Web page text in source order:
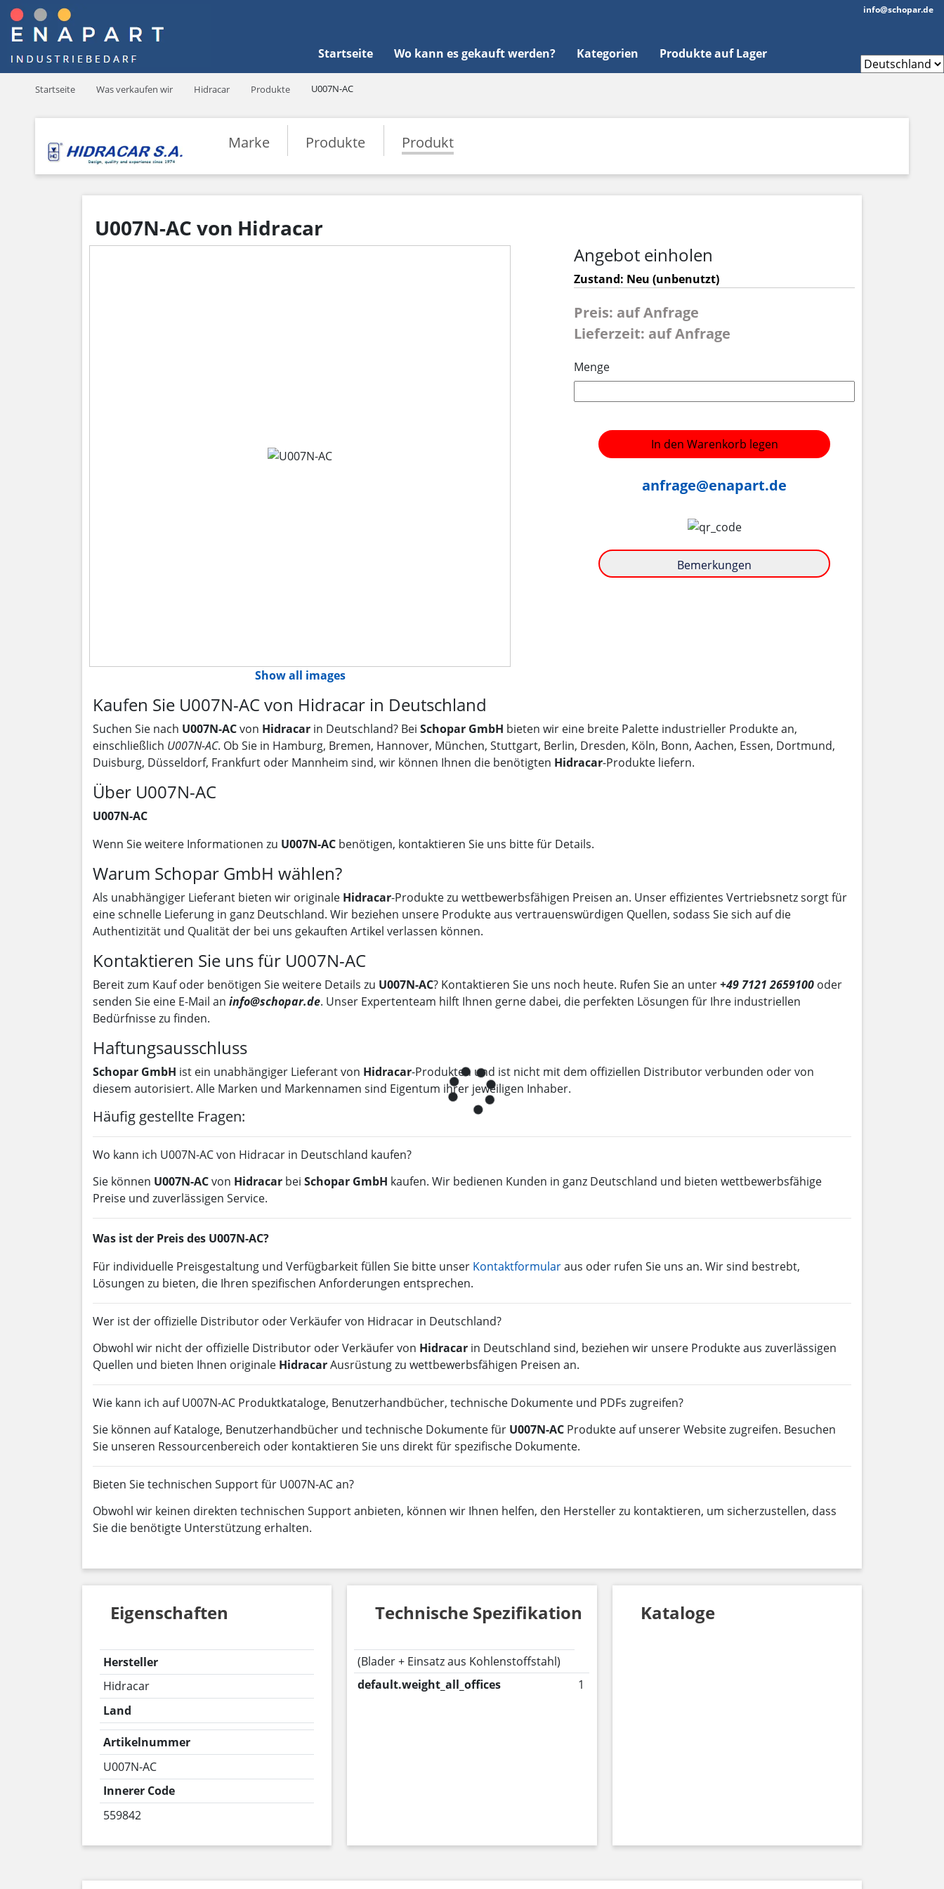
Startseite Wo kann es gekauft werden? Kategorien Produkte auf Lager
info@schopar.de
Startseite Was verkaufen wir Hidracar Produkte U007N-AC
Marke Produkte Produkt
U007N-AC von Hidracar
Show all images
Angebot einholen
Zustand: Neu (unbenutzt)
Preis: auf Anfrage
Lieferzeit: auf Anfrage
Menge
In den Warenkorb legen
anfrage@enapart.de
Bemerkungen
Kaufen Sie U007N-AC von Hidracar in Deutschland
Suchen Sie nach U007N-ACvon Hidracar in Deutschland? Bei Schopar GmbH bieten wir eine breite Palette industrieller Produkte an,
einschließlich U007N-AC. Ob Sie in Hamburg, Bremen, Hannover, München, Stuttgart, Berlin, Dresden, Köln, Bonn, Aachen, Essen, Dortmund,
Duisburg, Düsseldorf, Frankfurt oder Mannheim sind, wir können Ihnen die benötigten Hidracar-Produkte liefern.
Über U007N-AC
U007N-AC
Wenn Sie weitere Informationen zu U007N-AC benötigen, kontaktieren Sie uns bitte für Details.
Warum Schopar GmbH wählen?
Als unabhängiger Lieferant bieten wir originale Hidracar-Produkte zu wettbewerbsfähigen Preisen an. Unser effizientes Vertriebsnetz sorgt für
eine schnelle Lieferung in ganz Deutschland. Wir beziehen unsere Produkte aus vertrauenswürdigen Quellen, sodass Sie sich auf die
Authentizität und Qualität der bei uns gekauften Artikel verlassen können.
Kontaktieren Sie uns für U007N-AC
Bereit zum Kauf oder benötigen Sie weitere Details zu U007N-AC? Kontaktieren Sie uns noch heute. Rufen Sie an unter+49 7121 2659100 oder
senden Sie eine E-Mail an info@schopar.de. Unser Expertenteam hilft Ihnen gerne dabei, die perfekten Lösungen für Ihre industriellen
Bedürfnisse zu finden.
Haftungsausschluss
Schopar GmbH ist ein unabhängiger Lieferant von Hidracar-Produkten und ist nicht mit dem offiziellen Distributor verbunden oder von
diesem autorisiert. Alle Marken und Markennamen sind Eigentum ihrer jeweiligen Inhaber.
Häufig gestellte Fragen:
Wo kann ich U007N-AC von Hidracar in Deutschland kaufen?
Sie können U007N-ACvon Hidracar bei Schopar GmbH kaufen. Wir bedienen Kunden in ganz Deutschland und bieten wettbewerbsfähige
Preise und zuverlässigen Service.
Was ist der Preis des U007N-AC?
Für individuelle Preisgestaltung und Verfügbarkeit füllen Sie bitte unser Kontaktformularaus oder rufen Sie uns an. Wir sind bestrebt,
Lösungen zu bieten, die Ihren spezifischen Anforderungen entsprechen.
Wer ist der offizielle Distributor oder Verkäufer von Hidracar in Deutschland?
Obwohl wir nicht der offizielle Distributor oder Verkäufer von Hidracar in Deutschland sind, beziehen wir unsere Produkte aus zuverlässigen
Quellen und bieten Ihnen originale HidracarAusrüstung zu wettbewerbsfähigen Preisen an.
Wie kann ich auf U007N-AC Produktkataloge, Benutzerhandbücher, technische Dokumente und PDFs zugreifen?
Sie können auf Kataloge, Benutzerhandbücher und technische Dokumente für U007N-AC Produkte auf unserer Website zugreifen. Besuchen
Sie unseren Ressourcenbereich oder kontaktieren Sie uns direkt für spezifische Dokumente.
Bieten Sie technischen Support für U007N-AC an?
Obwohl wir keinen direkten technischen Support anbieten, können wir Ihnen helfen, den Hersteller zu kontaktieren, um sicherzustellen, dass
Sie die benötigte Unterstützung erhalten.
Eigenschaften
Hersteller
Hidracar
Land
Artikelnummer
U007N-AC
Innerer Code
559842
Technische Spezifikation
(Blader + Einsatz aus Kohlenstoffstahl)
default.weight_all_offices
1
Kataloge